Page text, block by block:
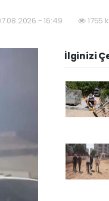
- 16:49 1755
İlginizi